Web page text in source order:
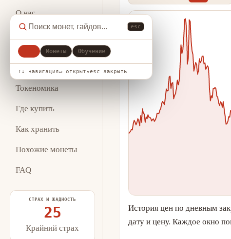
esc
Монеты Обучение
↑↓ навигация↵ открытьesc закрыть
О нас
Ключевая
статистика
Токеномика
Где купить
Как хранить
Похожие монеты
FAQ
СТРАХ И ЖАДНОСТЬ
25
Крайний страх
История цен по дневным
дату и цену. Каждое окно